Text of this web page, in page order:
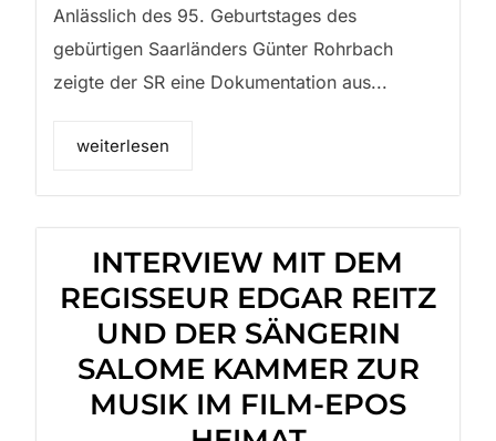
Anlässlich des 95. Geburtstages des
gebürtigen Saarländers Günter Rohrbach
zeigte der SR eine Dokumentation aus...
weiterlesen
INTERVIEW MIT DEM
REGISSEUR EDGAR REITZ
UND DER SÄNGERIN
SALOME KAMMER ZUR
MUSIK IM FILM-EPOS